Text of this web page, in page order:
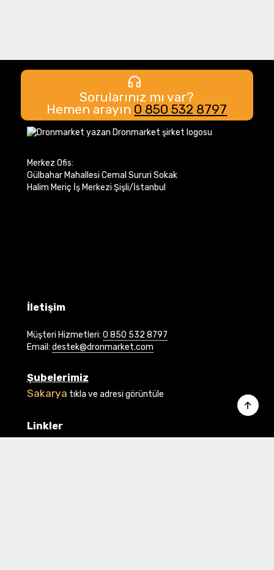
Sorularınız mı var?
Hemen arayın 0 850 532 8797
Merkez Ofis:
Gülbahar Mahallesi Cemal Sururi Sokak
Halim Meriç İş Merkezi Şişli/İstanbul
İletişim
Müşteri Hizmetleri: 0 850 532 8797
Email: destek@dronmarket.com
Şubelerimiz
Sakarya tıkla ve adresi görüntüle
Linkler